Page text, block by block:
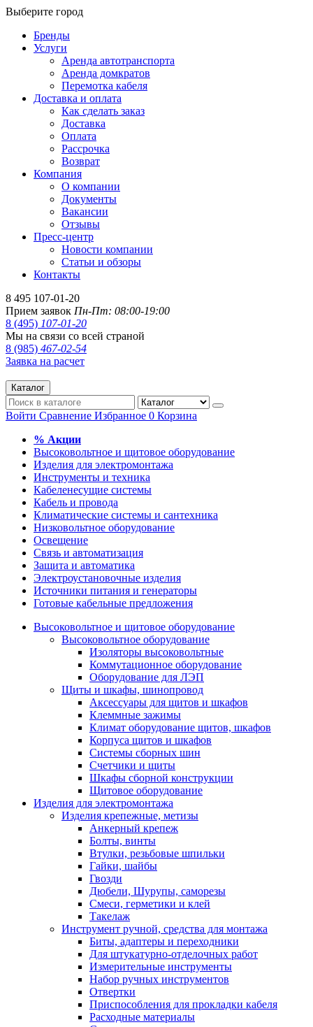
Выберите город
Бренды
Услуги
Аренда автотранспорта
Аренда домкратов
Перемотка кабеля
Доставка и оплата
Как сделать заказ
Доставка
Оплата
Рассрочка
Возврат
Компания
О компании
Документы
Вакансии
Отзывы
Пресс-центр
Новости компании
Статьи и обзоры
Контакты
8 495 107-01-20
Прием заявок Пн-Пт: 08:00-19:00
8 (495) 107-01-20
Мы на связи со всей страной
8 (985) 467-02-54
Заявка на расчет
Каталог
Войти Сравнение Избранное 0 Корзина
% Акции
Высоковольтное и щитовое оборудование
Изделия для электромонтажа
Инструменты и техника
Кабеленесущие системы
Кабель и провода
Климатические системы и сантехника
Низковольтное оборудование
Освещение
Связь и автоматизация
Защита и автоматика
Электроустановочные изделия
Источники питания и генераторы
Готовые кабельные предложения
Высоковольтное и щитовое оборудование
Высоковольтное оборудование
Изоляторы высоковольтные
Коммутационное оборудование
Оборудование для ЛЭП
Щиты и шкафы, шинопровод
Аксессуары для щитов и шкафов
Клеммные зажимы
Климат оборудование щитов, шкафов
Корпуса щитов и шкафов
Системы сборных шин
Счетчики и щиты
Шкафы сборной конструкции
Щитовое оборудование
Изделия для электромонтажа
Изделия крепежные, метизы
Анкерный крепеж
Болты, винты
Втулки, резьбовые шпильки
Гайки, шайбы
Гвозди
Дюбели, Шурупы, саморезы
Смеси, герметики и клей
Такелаж
Инструмент ручной, средства для монтажа
Биты, адаптеры и переходники
Для штукатурно-отделочных работ
Измерительные инструменты
Набор ручных инструментов
Отвертки
Приспособления для прокладки кабеля
Расходные материалы